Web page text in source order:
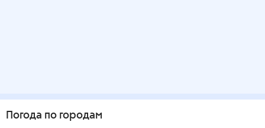
Погода по городам